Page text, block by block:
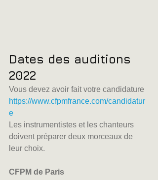
Dates des auditions
2022
Vous devez avoir fait votre candidature
https://www.cfpmfrance.com/candidatur
e
Les instrumentistes et les chanteurs
doivent préparer deux morceaux de
leur choix.
CFPM de Paris